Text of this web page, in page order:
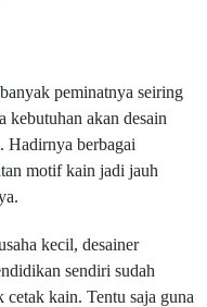
peminatnya seiring
kebutuhan akan desain
Hadirnya berbagai
motif kain jadi jauh
kecil, desainer
sendiri sudah
cetak kain. Tentu saja guna